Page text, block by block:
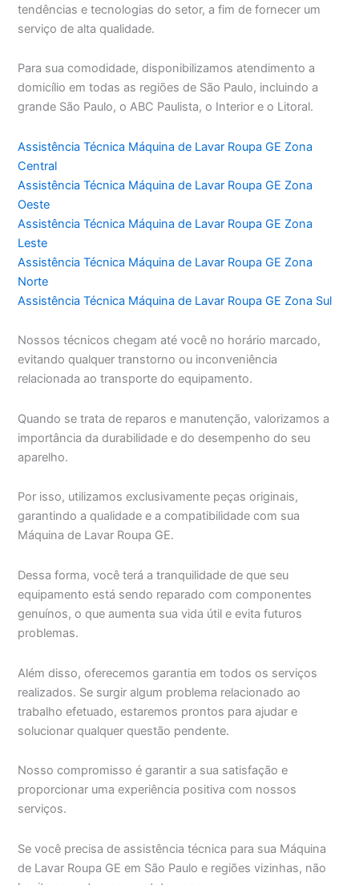
tendências e tecnologias do setor, a fim de fornecer um
serviço de alta qualidade.
Para sua comodidade, disponibilizamos atendimento a
domicílio em todas as regiões de São Paulo, incluindo a
grande São Paulo, o ABC Paulista, o Interior e o Litoral.
Assistência Técnica Máquina de Lavar Roupa GE Zona
Central
Assistência Técnica Máquina de Lavar Roupa GE Zona
Oeste
Assistência Técnica Máquina de Lavar Roupa GE Zona
Leste
Assistência Técnica Máquina de Lavar Roupa GE Zona
Norte
Assistência Técnica Máquina de Lavar Roupa GE Zona Sul
Nossos técnicos chegam até você no horário marcado,
evitando qualquer transtorno ou inconveniência
relacionada ao transporte do equipamento.
Quando se trata de reparos e manutenção, valorizamos a
importância da durabilidade e do desempenho do seu
aparelho.
Por isso, utilizamos exclusivamente peças originais,
garantindo a qualidade e a compatibilidade com sua
Máquina de Lavar Roupa GE.
Dessa forma, você terá a tranquilidade de que seu
equipamento está sendo reparado com componentes
genuínos, o que aumenta sua vida útil e evita futuros
problemas.
Além disso, oferecemos garantia em todos os serviços
realizados. Se surgir algum problema relacionado ao
trabalho efetuado, estaremos prontos para ajudar e
solucionar qualquer questão pendente.
Nosso compromisso é garantir a sua satisfação e
proporcionar uma experiência positiva com nossos
serviços.
Se você precisa de assistência técnica para sua Máquina
de Lavar Roupa GE em São Paulo e regiões vizinhas, não